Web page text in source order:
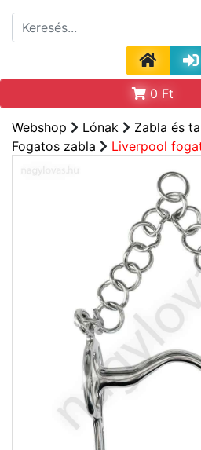
0 Ft
Webshop Lónak
Zabla és
Fogatos zabla
Liverpool